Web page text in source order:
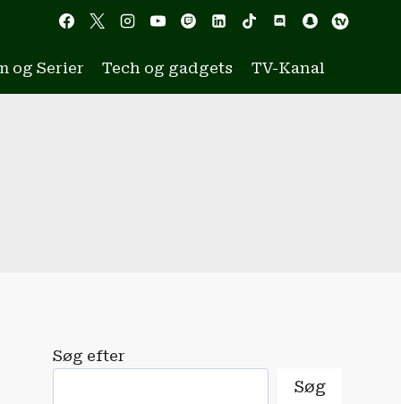
og Serier Tech og gadgets TV-Kanal
Søg efter
Søg